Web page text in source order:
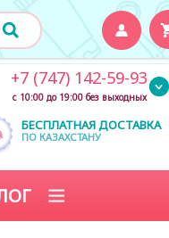
БЕСПЛАТНАЯ ДОСТАВКА
ПО КАЗАХСТАНУ
(747) 142-59-93
с 10:00 до 19:00 без выходных